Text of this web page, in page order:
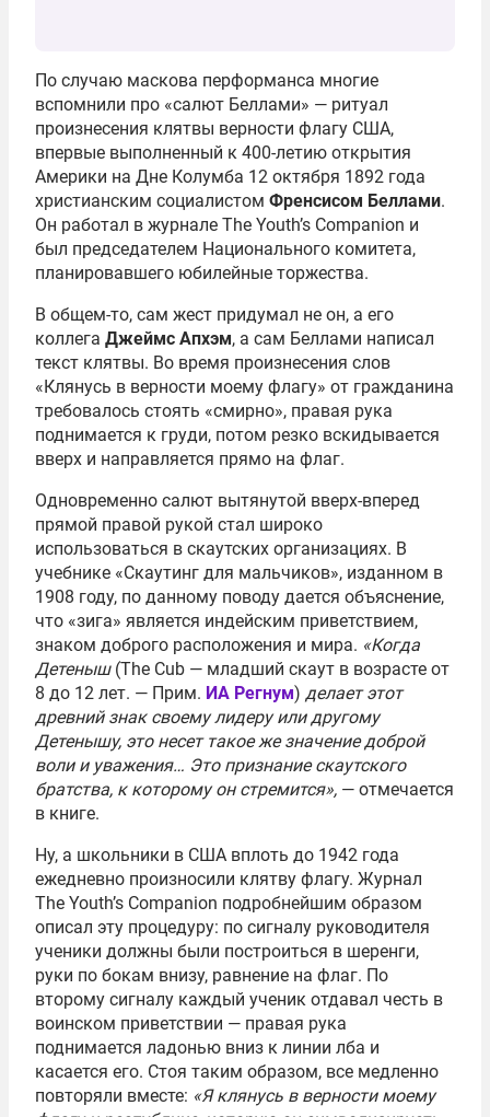
По случаю маскова перформанса многие
вспомнили про «салют Беллами» — ритуал
произнесения клятвы верности флагу США,
впервые выполненный к 400-летию открытия
Америки на Дне Колумба 12 октября 1892 года
христианским социалистом Френсисом Беллами.
Он работал в журнале The Youth’s Companion и
был председателем Национального комитета,
планировавшего юбилейные торжества.
В общем-то, сам жест придумал не он, а его
коллега Джеймс Апхэм, а сам Беллами написал
текст клятвы. Во время произнесения слов
«Клянусь в верности моему флагу» от гражданина
требовалось стоять «смирно», правая рука
поднимается к груди, потом резко вскидывается
вверх и направляется прямо на флаг.
Одновременно салют вытянутой вверх-вперед
прямой правой рукой стал широко
использоваться в скаутских организациях. В
учебнике «Скаутинг для мальчиков», изданном в
1908 году, по данному поводу дается объяснение,
что «зига» является индейским приветствием,
знаком доброго расположения и мира. «Когда
Детеныш (The Cub — младший скаут в возрасте от
8 до 12 лет. — Прим. ИА Регнум) делает этот
древний знак своему лидеру или другому
Детенышу, это несет такое же значение доброй
воли и уважения… Это признание скаутского
братства, к которому он стремится», — отмечается
в книге.
Ну, а школьники в США вплоть до 1942 года
ежедневно произносили клятву флагу. Журнал
The Youth’s Companion подробнейшим образом
описал эту процедуру: по сигналу руководителя
ученики должны были построиться в шеренги,
руки по бокам внизу, равнение на флаг. По
второму сигналу каждый ученик отдавал честь в
воинском приветствии — правая рука
поднимается ладонью вниз к линии лба и
касается его. Стоя таким образом, все медленно
повторяли вместе: «Я клянусь в верности моему